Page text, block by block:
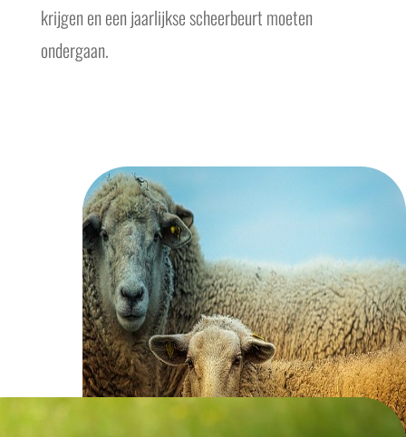
krijgen en een jaarlijkse scheerbeurt moeten
ondergaan.